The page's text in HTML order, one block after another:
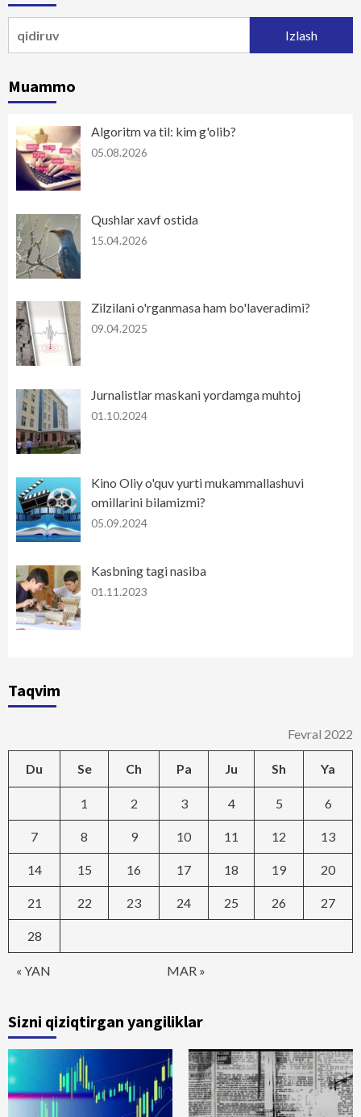
Muammo
Algoritm va til: kim g'olib?
05.08.2026
Qushlar xavf ostida
15.04.2026
Zilzilani o'rganmasa ham bo'laveradimi?
09.04.2025
Jurnalistlar maskani yordamga muhtoj
01.10.2024
Kino Oliy o'quv yurti mukammallashuvi
omillarini bilamizmi?
05.09.2024
Kasbning tagi nasiba
01.11.2023
Taqvim
Fevral 2022
Du Se Ch Pa Ju Sh Ya
« YAN MAR »
1 2 3 4 5 6
7 8 9 10 11 12 13
14 15 16 17 18 19 20
21 22 23 24 25 26 27
28
Sizni qiziqtirgan yangiliklar